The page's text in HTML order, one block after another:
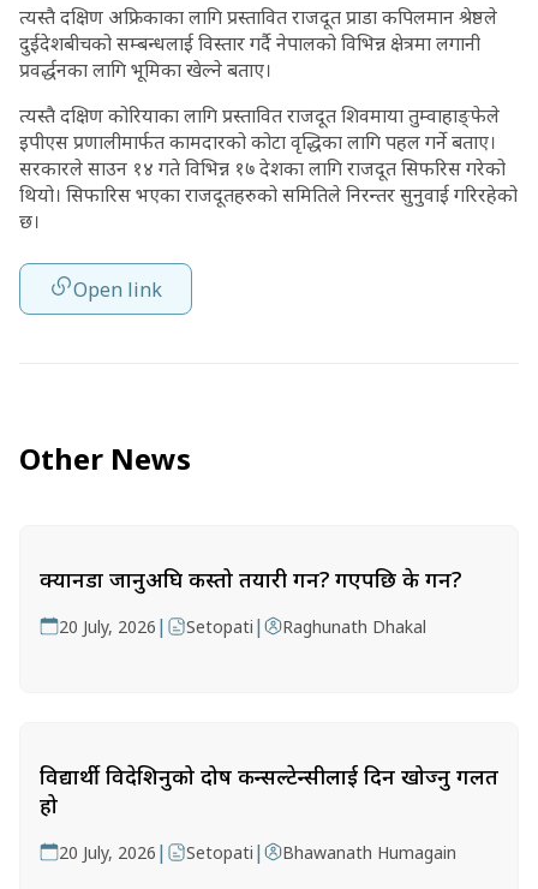
त्यस्तै दक्षिण अफ्रिकाका लागि प्रस्तावित राजदूत प्राडा कपिलमान श्रेष्ठले
दुईदेशबीचको सम्बन्धलाई विस्तार गर्दै नेपालको विभिन्न क्षेत्रमा लगानी
प्रवर्द्धनका लागि भूमिका खेल्ने बताए।
त्यस्तै दक्षिण कोरियाका लागि प्रस्तावित राजदूत शिवमाया तुम्वाहाङ्फेले
इपीएस प्रणालीमार्फत कामदारको कोटा वृद्धिका लागि पहल गर्ने बताए।
सरकारले साउन १४ गते विभिन्न १७ देशका लागि राजदूत सिफरिस गरेको
थियो। सिफारिस भएका राजदूतहरुको समितिले निरन्तर सुनुवाई गरिरहेको
छ।
Open link
Other News
क्यानडा जानुअघि कस्तो तयारी गर्ने? गएपछि के गर्ने?
20 July, 2026 | Setopati | Raghunath Dhakal
विद्यार्थी विदेशिनुको दोष कन्सल्टेन्सीलाई दिन खोज्नु गलत
हो
20 July, 2026 | Setopati | Bhawanath Humagain